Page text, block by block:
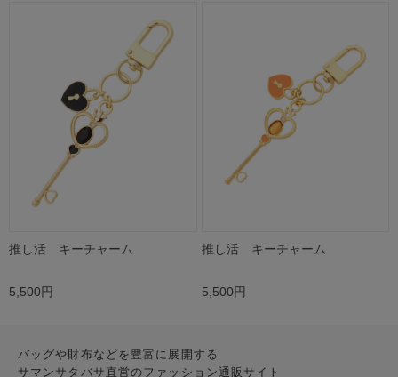
推し活 キーチャーム
5,500円
推し活 キーチャーム
5,500円
バッグや財布などを豊富に展開する
サマンサタバサ直営のファッション通販サイト